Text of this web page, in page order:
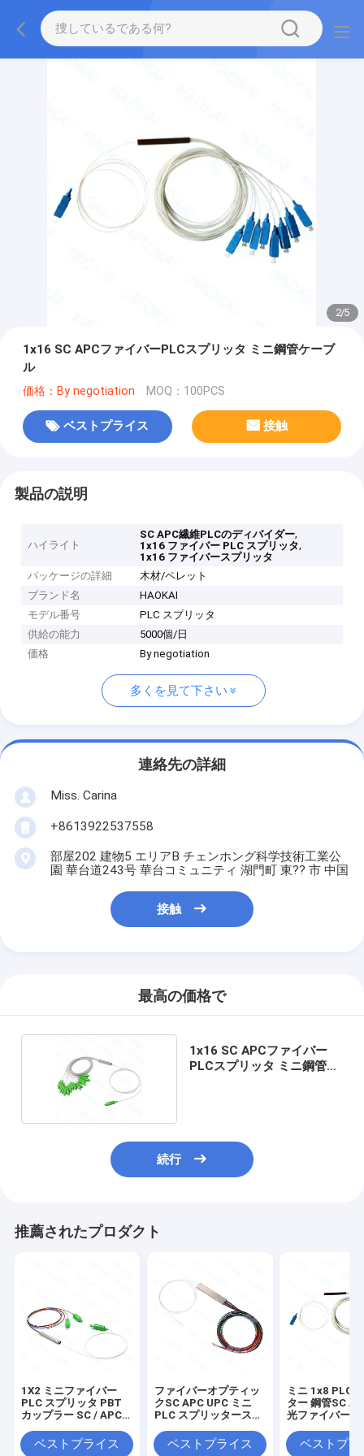
2/5
1x16 SC APCファイバーPLCスプリッタ ミニ鋼管ケーブ
ル
価格：By negotiation MOQ：100PCS
ベストプライス 接触
製品の説明
ハイライト
SC APC繊維PLCのディバイダー,
1x16 ファイバー PLC スプリッタ,
1x16 ファイバースプリッタ
パッケージの詳細
木材/ペレット
ブランド名
HAOKAI
モデル番号
PLC スプリッタ
供給の能力
5000個/日
価格
By negotiation
多くを見て下さい
連絡先の詳細
Miss. Carina
+8613922537558
部屋202 建物5 エリアB チェンホング科学技術工業公
園 華台道243号 華台コミュニティ 湖門町 東?? 市 中国
接触
最高の価格で
1x16 SC APCファイバー
PLCスプリッタ ミニ鋼管ケ
続行
推薦されたプロダクト
1X2 ミニファイバー
PLC スプリッタ PBT
カップラー SC / APC
ベストプライス
ファイバーオプティッ
クSC APC UPC ミニ
PLC スプリッタースチ
し
ベストプライス
ミニ 1x8 PLC
ター 鋼管SC
光ファイバー
ベストプラ